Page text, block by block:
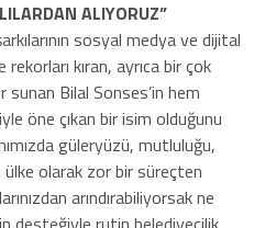
ALIYORUZ”
sosyal medya ve dijital
kıran, ayrıca bir çok
sunan Bilal Sonses’in hem
öne çıkan bir isim olduğunu
güleryüzü, mutluluğu,
olarak zor bir süreçten
arındırabiliyorsak ne